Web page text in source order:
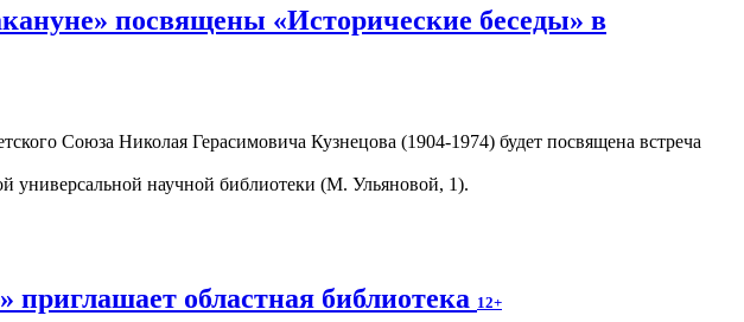
посвящены «Исторические беседы» в
Союза Николая Герасимовича Кузнецова (1904-1974) будет посвящена встреча
универсальной научной библиотеки (М. Ульяновой, 1).
областная библиотека 12+